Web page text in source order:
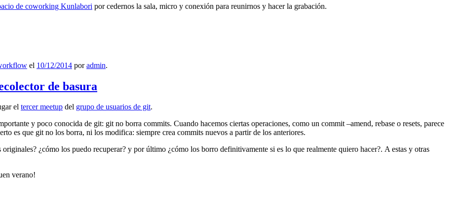
de coworking Kunlabori por cedernos la sala, micro y conexión para reunirnos y hacer la grabación.
el 10/12/2014 poradmin.
de basura
el tercer meetup del grupo de usuarios de git.
y poco conocida de git: git no borra commits. Cuando hacemos ciertas operaciones, como un commit –amend, rebase o resets, parece
es que git no los borra, ni los modifica: siempre crea commits nuevos a partir de los anteriores.
¿cómo los puedo recuperar? y por último ¿cómo los borro definitivamente si es lo que realmente quiero hacer?. A estas y otras
verano!